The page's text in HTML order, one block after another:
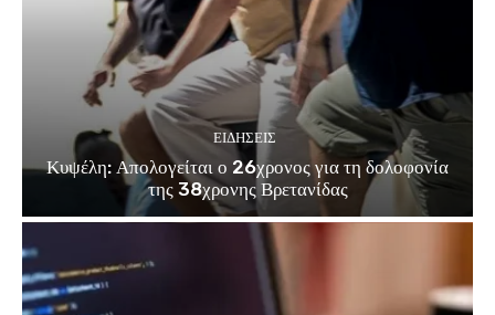
ΕΙΔΗΣΕΙΣ
Κυψέλη: Απολογείται ο 26χρονος για τη δολοφονία
της 38χρονης Βρετανίδας